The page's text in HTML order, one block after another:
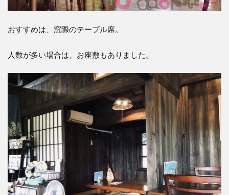
おすすめは、窓際のテーブル席。
人数が多い場合は、お座敷もありました。